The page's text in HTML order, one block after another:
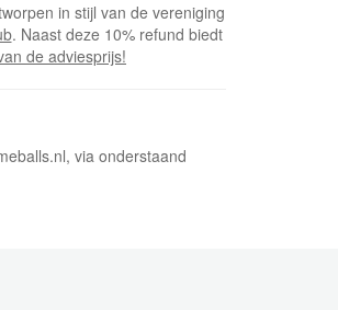
in stijl van de vereniging
. Naast deze 10% refund biedt
de adviesprijs!
via onderstaand